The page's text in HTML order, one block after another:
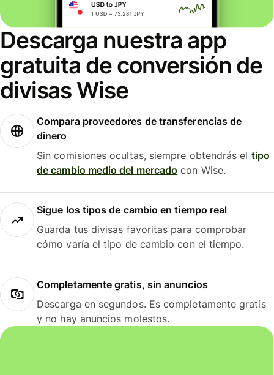
Descarga nuestra app
gratuita de conversión de
divisas Wise
Compara proveedores de transferencias de
dinero
Sin comisiones ocultas, siempre obtendrás el tipo
de cambio medio del mercado con Wise.
Sigue los tipos de cambio en tiempo real
Guarda tus divisas favoritas para comprobar
cómo varía el tipo de cambio con el tiempo.
Completamente gratis, sin anuncios
Descarga en segundos. Es completamente gratis
y no hay anuncios molestos.